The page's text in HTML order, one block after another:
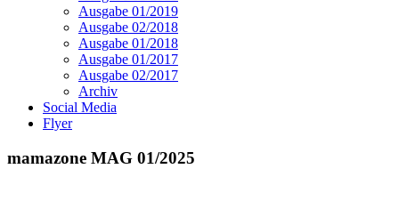
Ausgabe 01/2019
Ausgabe 02/2018
Ausgabe 01/2018
Ausgabe 01/2017
Ausgabe 02/2017
Archiv
Social Media
Flyer
mamazone MAG 01/2025